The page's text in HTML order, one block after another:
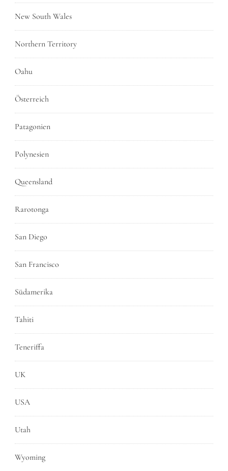
New South Wales
Northern Territory
Oahu
Österreich
Patagonien
Polynesien
Queensland
Rarotonga
San Diego
San Francisco
Südamerika
Tahiti
Teneriffa
UK
USA
Utah
Wyoming